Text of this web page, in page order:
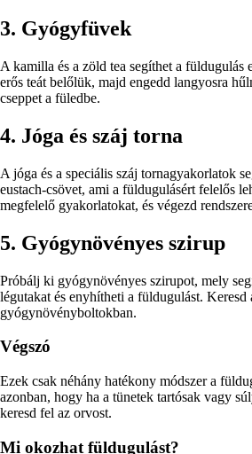
3. Gyógyfüvek
A kamilla és a zöld tea segíthet a füldugulás
erős teát belőlük, majd engedd langyosra
cseppet a füledbe.
4. Jóga és száj torna
A jóga és a speciális száj tornagyakorlatok
eustach-csövet, ami a füldugulásért felelős
megfelelő gyakorlatokat, és végezd
5. Gyógynövényes szirup
Próbálj ki gyógynövényes szirupot, mely
légutakat és enyhítheti a füldugulást. Keresd
gyógynövényboltokban.
Végszó
Ezek csak néhány hatékony módszer a
azonban, hogy ha a tünetek tartósak vagy
keresd fel az orvost.
Mi okozhat füldugulást?